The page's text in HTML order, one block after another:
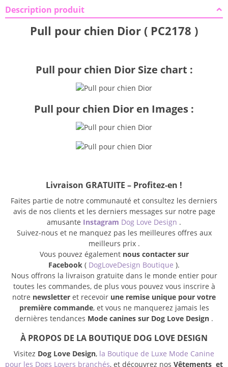
Description produit
Pull pour chien Dior ( PC2178 )
Pull pour chien Dior Size chart :
Pull pour chien Dior en Images :
Livraison GRATUITE – Profitez-en !
Faites partie de notre communauté et consultez les derniers
avis de nos clients et les derniers messages sur notre page
amusante Instagram Dog Love Design .
Suivez-nous et ne manquez pas les meilleures offres aux
meilleurs prix .
Vous pouvez également nous contacter sur
Facebook ( DogLoveDesign Boutique ).
Nous offrons la livraison gratuite dans le monde entier pour
toutes les commandes, de plus vous pouvez vous inscrire à
notre newsletter et recevoir une remise unique pour votre
première commande, et vous ne manquerez jamais les
dernières tendances Mode canines sur Dog Love Design .
À PROPOS DE LA BOUTIQUE DOG LOVE DESIGN
Visitez Dog Love Design, la Boutique de Luxe Mode Canine
pour les Dogs Lovers branchés, et découvrez nos Vêtements et